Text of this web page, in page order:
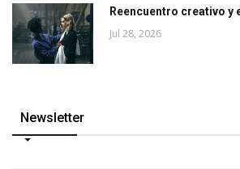
Reencuentro creativo y
Jul 28, 2026
Newsletter